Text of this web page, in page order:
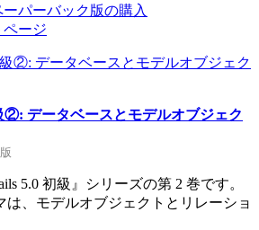
パーバック版の購入
ージ
②: データベースとモデルオブジェク
5.0 初級』シリーズの第 2 巻です。
は、モデルオブジェクトとリレーショ